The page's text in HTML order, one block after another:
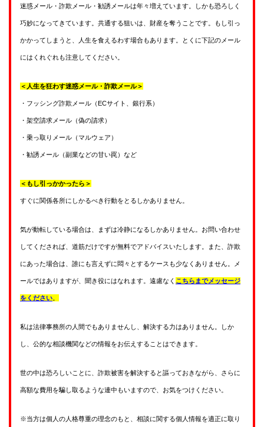
迷惑メール・詐欺メール・勧誘メールは年々増えています。しかも恐ろしく
巧妙になってきています。共通する狙いは、財産を奪うことです。もし引っ
かかってしまうと、人生を食えるわす場合もあります。とくに下記のメール
にはくれぐれも注意してください。
＜人生を狂わす迷惑メール・詐欺メール＞
・フッシング詐欺メール（ECサイト、銀行系）
・架空請求メール（偽の請求）
・乗っ取りメール（マルウェア）
・勧誘メール（副業などの甘い罠）など
＜もし引っかかったら＞
すぐに関係各所にしかるべき行動をとるしかありません。
気が動転している場合は、まずは冷静になるしかありません。お問い合わせ
してくだされば、道筋だけですが無料でアドバイスいたします。また、詐欺
にあった場合は、誰にも言えずに悶々とするケースも少なくありません。メ
ールではありますが、聞き役にはなれます。遠慮なく こちらまでメッセージ
をください。
私は法律事務所の人間でもありませんし、解決する力はありません。しか
し、公的な相談機関などの情報をお伝えすることはできます。
世の中は恐ろしいことに、詐欺被害を解決すると謳っておきながら、さらに
高額な費用を騙し取るような連中もいますので、お気をつけください。
※当方は個人の人格尊重の理念のもと、相談に関する個人情報を適正に取り